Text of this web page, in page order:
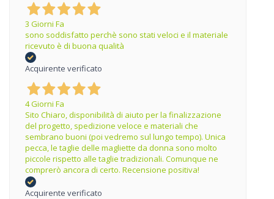
3 Giorni Fa
sono soddisfatto perchè sono stati veloci e il materiale
ricevuto è di buona qualità
Acquirente verificato
4 Giorni Fa
Sito Chiaro, disponibilità di aiuto per la finalizzazione
del progetto, spedizione veloce e materiali che
sembrano buoni (poi vedremo sul lungo tempo). Unica
pecca, le taglie delle magliette da donna sono molto
piccole rispetto alle taglie tradizionali. Comunque ne
comprerò ancora di certo. Recensione positiva!
Acquirente verificato